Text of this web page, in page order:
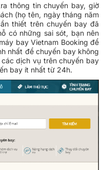
thông tin chuyến bay, giờ
(họ tên, ngày tháng năm
thiết trên chuyến bay đã
có những sai sót, bạn nên
bay Vietnam Booking để
nhất để chuyến bay không
dịch vụ trên chuyến bay
bay ít nhất từ 24h.